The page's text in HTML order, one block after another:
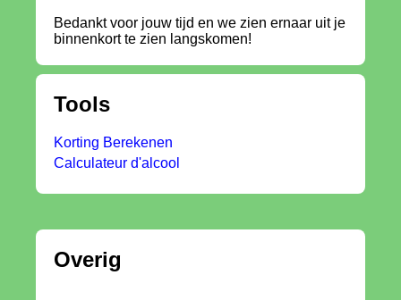
Bedankt voor jouw tijd en we zien ernaar uit je
binnenkort te zien langskomen!
Tools
Korting Berekenen
Calculateur d'alcool
Overig